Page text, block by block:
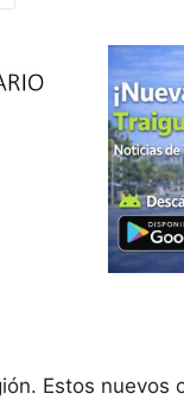
Estos nuevos